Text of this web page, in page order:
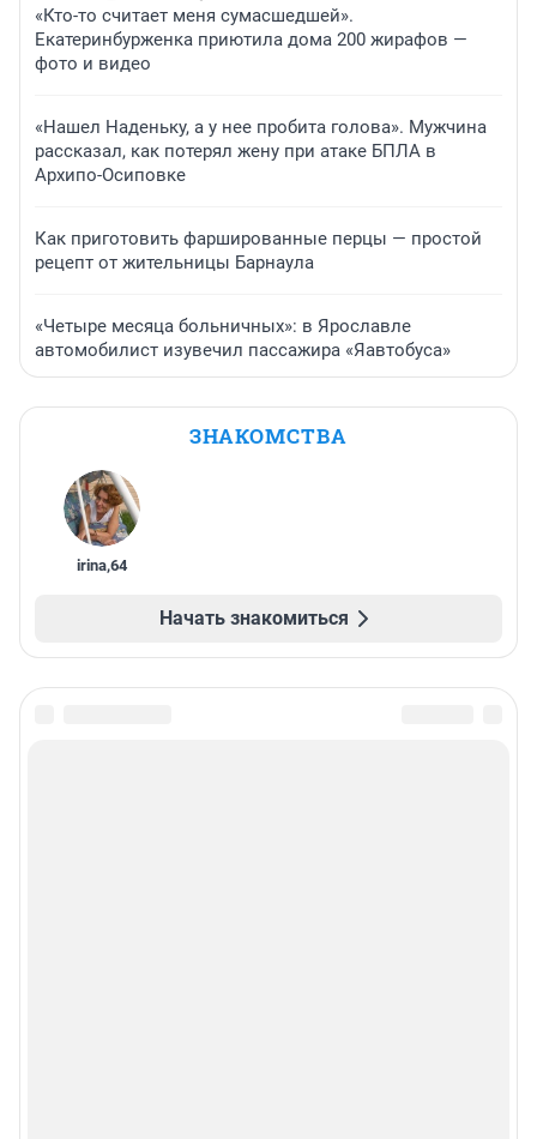
«Кто-то считает меня сумасшедшей».
Екатеринбурженка приютила дома 200 жирафов —
фото и видео
«Нашел Наденьку, а у нее пробита голова». Мужчина
рассказал, как потерял жену при атаке БПЛА в
Архипо-Осиповке
Как приготовить фаршированные перцы — простой
рецепт от жительницы Барнаула
«Четыре месяца больничных»: в Ярославле
автомобилист изувечил пассажира «Яавтобуса»
ЗНАКОМСТВА
irina,64
Начать знакомиться